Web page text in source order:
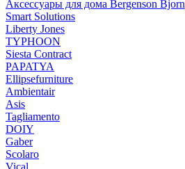
Аксессуары для дома Bergenson Bjorn
Smart Solutions
Liberty Jones
TYPHOON
Siesta Contract
PAPATYA
Ellipsefurniture
Ambientair
Asis
Tagliamento
DOIY
Gaber
Scolaro
Vical